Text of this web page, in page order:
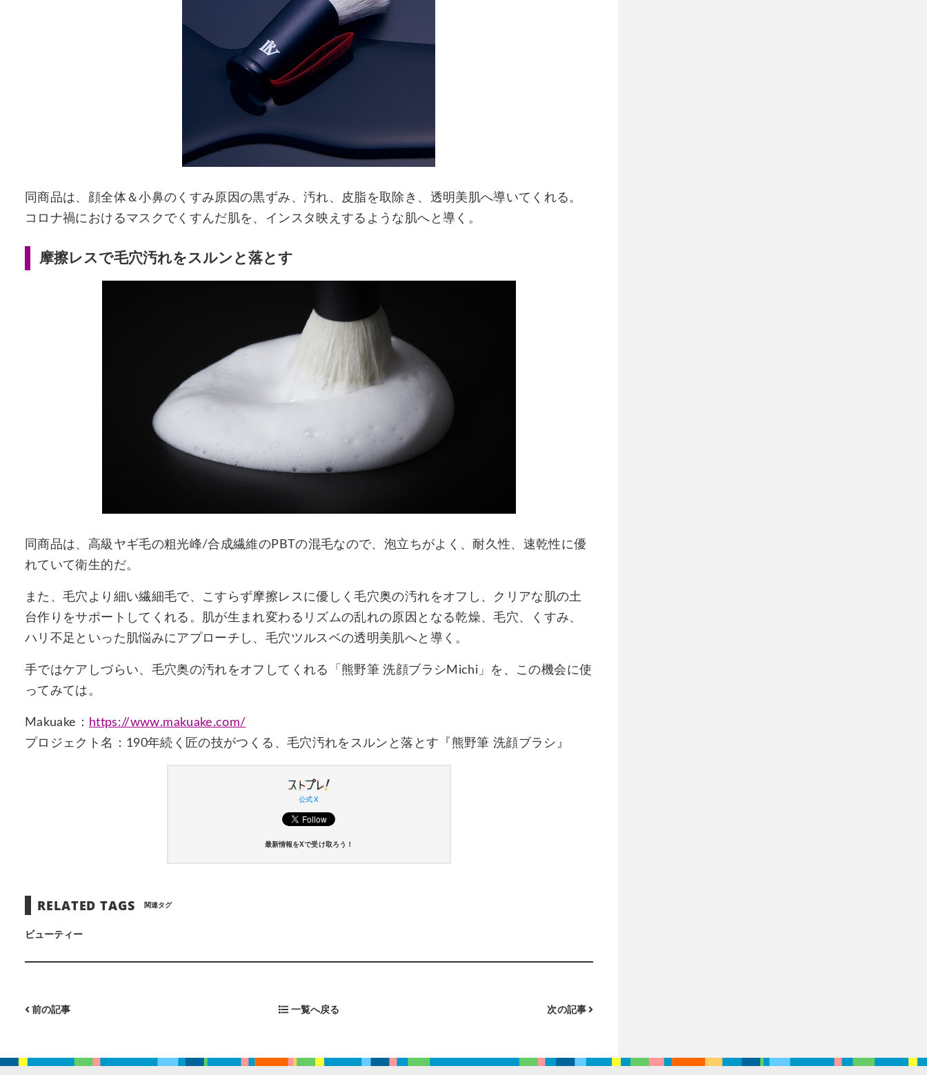
同商品は、顔全体＆小鼻のくすみ原因の黒ずみ、汚れ、皮脂を取除き、透明美肌へ導いてくれる。
コロナ禍におけるマスクでくすんだ肌を、インスタ映えするような肌へと導く。
摩擦レスで毛穴汚れをスルンと落とす
同商品は、高級ヤギ毛の粗光峰/合成繊維のPBTの混毛なので、泡立ちがよく、耐久性、速乾性に優
れていて衛生的だ。
また、毛穴より細い繊細毛で、こすらず摩擦レスに優しく毛穴奥の汚れをオフし、クリアな肌の土
台作りをサポートしてくれる。肌が生まれ変わるリズムの乱れの原因となる乾燥、毛穴、くすみ、
ハリ不足といった肌悩みにアプローチし、毛穴ツルスベの透明美肌へと導く。
手ではケアしづらい、毛穴奥の汚れをオフしてくれる「熊野筆 洗顔ブラシMichi」を、この機会に使
ってみては。
Makuake：
https://www.makuake.com/
プロジェクト名：190年続く匠の技がつくる、毛穴汚れをスルンと落とす『熊野筆 洗顔ブラシ』
公式 X
最新情報をXで受け取ろう！
RELATED TAGS 関連タグ
ビューティー
前の記事 一覧へ戻る 次の記事